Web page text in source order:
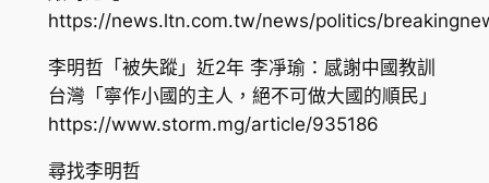
https://news.ltn.com.tw/news/politics/
李明哲「被失蹤」近2年 李凈瑜：感謝中國教訓
台灣「寧作小國的主人，絕不可做大國的順民」
https://www.storm.mg/article/935186
尋找李明哲